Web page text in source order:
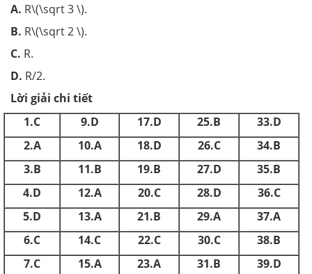
A. R\(\sqrt 3 \).
B. R\(\sqrt 2 \).
C. R.
D. R/2.
Lời giải chi tiết
1.C
9.D 17.D 25.B
33.D
2.A
10.A 18.D 26.C
34.B
3.B
11.B 19.B 27.D
35.B
4.D
12.A 20.C 28.D
36.C
5.D
13.A 21.B 29.A
37.A
6.C
14.C 22.C 30.C
38.B
7.C
15.A 23.A 31.B
39.D